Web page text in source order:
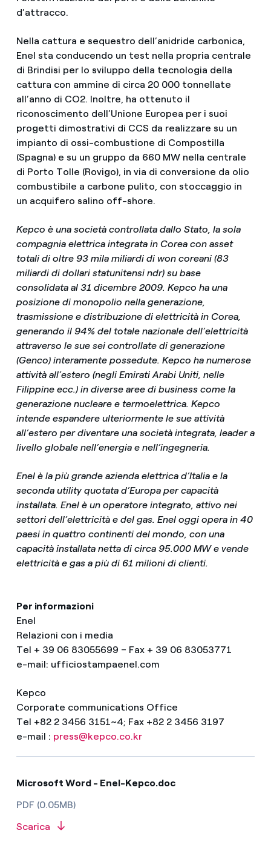
d’attracco.
Nella cattura e sequestro dell’anidride carbonica,
Enel sta conducendo un test nella propria centrale
di Brindisi per lo sviluppo della tecnologia della
cattura con ammine di circa 20 000 tonnellate
all’anno di CO2. Inoltre, ha ottenuto il
riconoscimento dell’Unione Europea per i suoi
progetti dimostrativi di CCS da realizzare su un
impianto di ossi-combustione di Compostilla
(Spagna) e su un gruppo da 660 MW nella centrale
di Porto Tolle (Rovigo), in via di conversione da olio
combustibile a carbone pulito, con stoccaggio in
un acquifero salino off-shore.
Kepco è una società controllata dallo Stato, la sola
compagnia elettrica integrata in Corea con asset
totali di oltre 93 mila miliardi di won coreani (83
miliardi di dollari statunitensi ndr) su base
consolidata al 31 dicembre 2009. Kepco ha una
posizione di monopolio nella generazione,
trasmissione e distribuzione di elettricità in Corea,
generando il 94% del totale nazionale dell’elettricità
attraverso le sue sei controllate di generazione
(Genco) interamente possedute. Kepco ha numerose
attività all’estero (negli Emirati Arabi Uniti, nelle
Filippine ecc.) in diverse aree di business come la
generazione nucleare e termoelettrica. Kepco
intende espandere ulteriormente le sue attività
all’estero per diventare una società integrata, leader a
livello globale nell’energia e nell’ingegneria.
Enel è la più grande azienda elettrica d’Italia e la
seconda utility quotata d’Europa per capacità
installata. Enel è un operatore integrato, attivo nei
settori dell’elettricità e del gas. Enel oggi opera in 40
paesi in quattro continenti del mondo, con una
capacità installata netta di circa 95.000 MW e vende
elettricità e gas a più di 61 milioni di clienti.
Per informazioni
Enel
Relazioni con i media
Tel + 39 06 83055699 – Fax + 39 06 83053771
e-mail: ufficiostampaenel.com
Kepco
Corporate communications Office
Tel +82 2 3456 3151~4; Fax +82 2 3456 3197
e-mail : press@kepco.co.kr
Microsoft Word - Enel-Kepco.doc
PDF (0.05MB)
Scarica